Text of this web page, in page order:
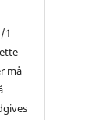
1
må